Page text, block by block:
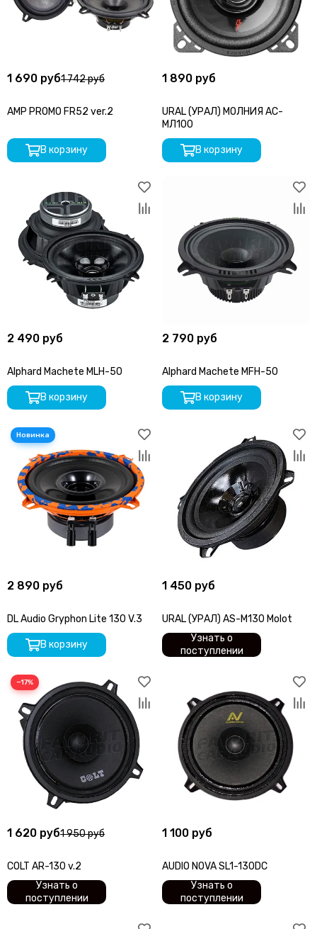
1 690 руб1 742 руб
AMP PROMO FR52 ver.2
В корзину
1 890 руб
URAL (УРАЛ) МОЛНИЯ АС-
МЛ100
В корзину
2 490 руб
Alphard Machete MLH-50
В корзину
2 790 руб
Alphard Machete MFH-50
В корзину
2 890 руб
DL Audio Gryphon Lite 130 V.3
В корзину
1 450 руб
URAL (УРАЛ) AS-M130 Molot
Узнать о
поступлении
−17%
1 620 руб1 950 руб
COLT AR-130 v.2
Узнать о
поступлении
1 100 руб
AUDIO NOVA SL1-130DC
Узнать о
поступлении